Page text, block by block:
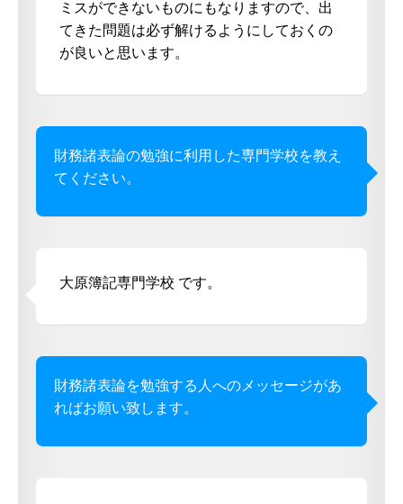
ミスができないものにもなりますので、出
てきた問題は必ず解けるようにしておくの
が良いと思います。
財務諸表論の勉強に利用した専門学校を教え
てください。
大原簿記専門学校 です。
財務諸表論を勉強する人へのメッセージがあ
ればお願い致します。